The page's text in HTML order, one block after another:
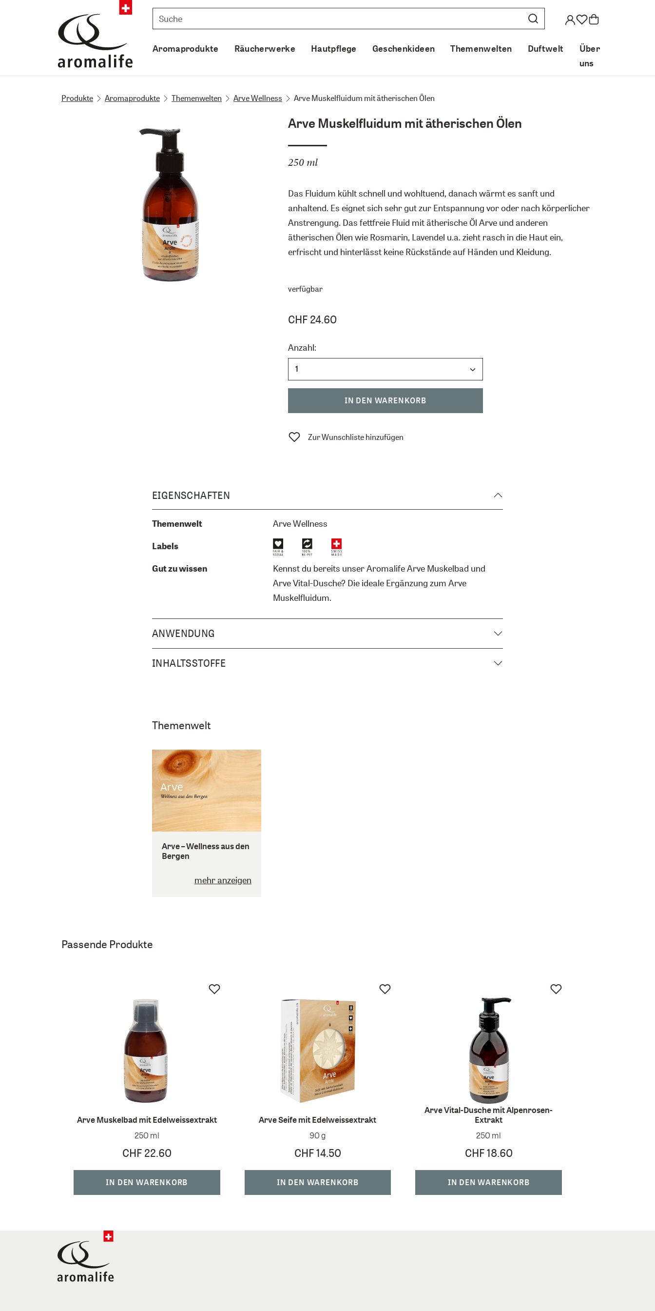
Aromaprodukte Räucherwerke Hautpflege Geschenkideen Themenwelten Duftwelt
Über
uns
Produkte Aromaprodukte Themenwelten Arve Wellness Arve Muskelfluidum mit ätherischen Ölen
Arve Muskelfluidum mit ätherischen Ölen
250 ml
Das Fluidum kühlt schnell und wohltuend, danach wärmt es sanft und
anhaltend. Es eignet sich sehr gut zur Entspannung vor oder nach körperlicher
Anstrengung. Das fettfreie Fluid mit ätherische Öl Arve und anderen
ätherischen Ölen wie Rosmarin, Lavendel u.a. zieht rasch in die Haut ein,
erfrischt und hinterlässt keine Rückstände auf Händen und Kleidung.
verfügbar
CHF 24.60
Anzahl:
IN DEN WARENKORB
Zur Wunschliste hinzufügen
EIGENSCHAFTEN
Themenwelt
Arve Wellness
Labels
Gut zu wissen
Kennst du bereits unser Aromalife Arve Muskelbad und
Arve Vital-Dusche? Die ideale Ergänzung zum Arve
Muskelfluidum.
ANWENDUNG
INHALTSSTOFFE
Themenwelt
Arve – Wellness aus den
Bergen
mehr anzeigen
Passende Produkte
Arve Muskelbad mit Edelweissextrakt
250 ml
CHF 22.60
IN DEN WARENKORB
Arve Seife mit Edelweissextrakt
90 g
CHF 14.50
IN DEN WARENKORB
Arve Vital-Dusche mit Alpenrosen-
Extrakt
250 ml
CHF 18.60
IN DEN WARENKORB